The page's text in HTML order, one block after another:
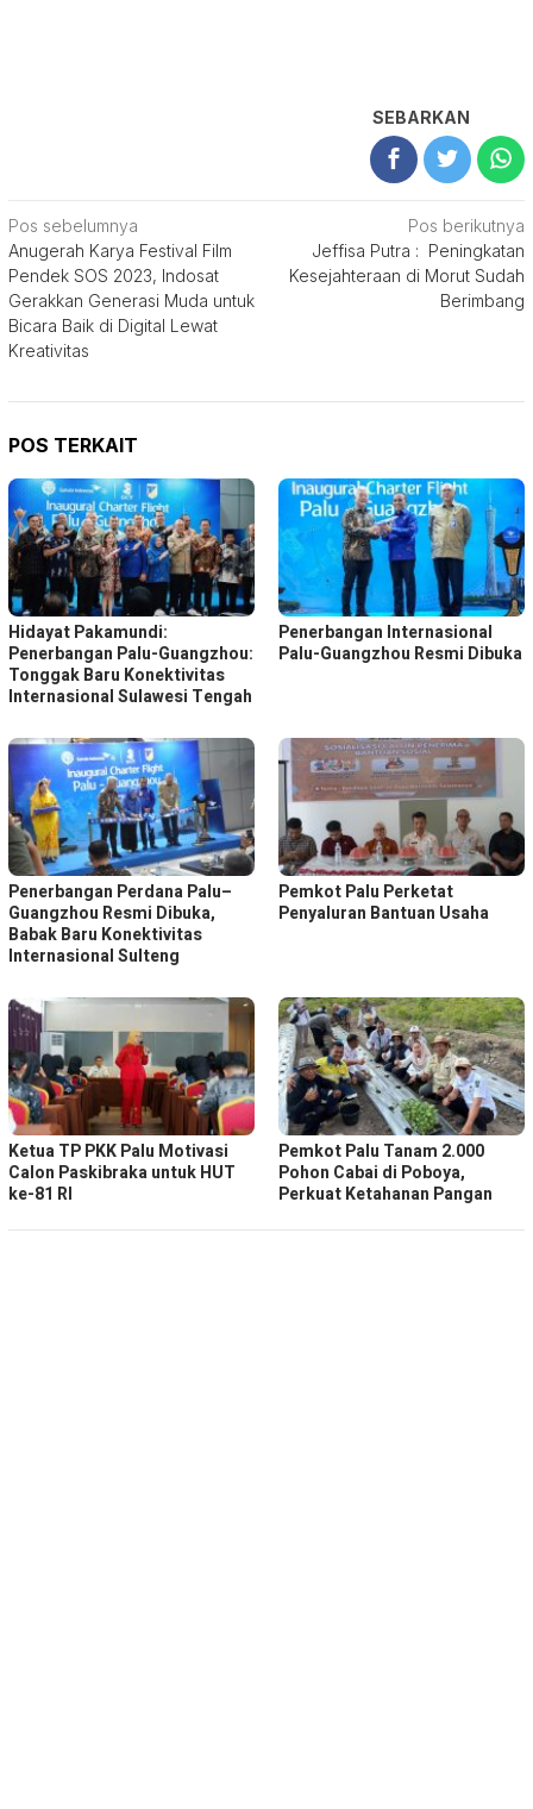
SEBARKAN
Navigasi
pos
Pos sebelumnya
Anugerah Karya Festival Film
Pendek SOS 2023, Indosat
Gerakkan Generasi Muda untuk
Bicara Baik di Digital Lewat
Kreativitas
Pos berikutnya
Jeffisa Putra : Peningkatan
Kesejahteraan di Morut Sudah
Berimbang
POS TERKAIT
Hidayat Pakamundi:
Penerbangan Palu-Guangzhou:
Tonggak Baru Konektivitas
Internasional Sulawesi Tengah
Penerbangan Internasional
Palu-Guangzhou Resmi Dibuka
Penerbangan Perdana Palu–
Guangzhou Resmi Dibuka,
Babak Baru Konektivitas
Internasional Sulteng
Pemkot Palu Perketat
Penyaluran Bantuan Usaha
Ketua TP PKK Palu Motivasi
Calon Paskibraka untuk HUT
ke-81 RI
Pemkot Palu Tanam 2.000
Pohon Cabai di Poboya,
Perkuat Ketahanan Pangan